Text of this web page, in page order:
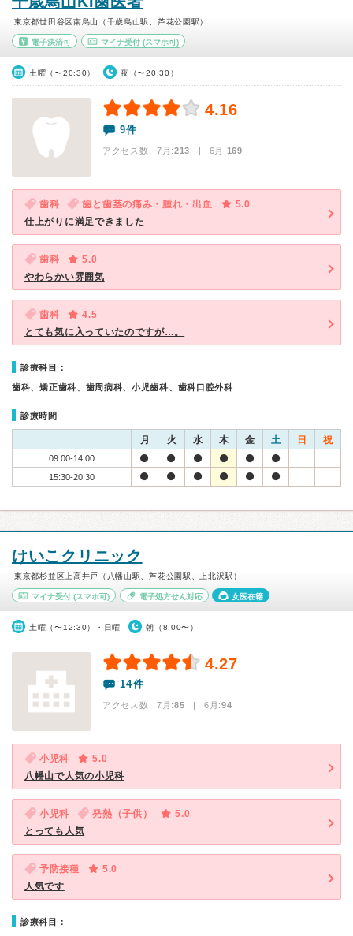
東京都世田谷区南烏山（千歳烏山駅、芦花公園駅）
電子決済可 マイナ受付(スマホ可)
土曜（〜20:30） 夜（〜20:30）
4.16
9件
アクセス数 7月:213 | 6月:169
歯科 歯と歯茎の痛み・腫れ・出血
5.0
仕上がりに満足できました
歯科
5.0
やわらかい雰囲気
歯科
4.5
とても気に入っていたのですが…。
診療科目：
歯科、矯正歯科、歯周病科、小児歯科、歯科口腔外科
診療時間
月 火 水 木 金 土 日 祝
09:00-14:00
15:30-20:30
けいこクリニック
東京都杉並区上高井戸（八幡山駅、芦花公園駅、上北沢駅）
マイナ受付 (スマホ可) 電子処方せん対応 女医在籍
土曜（〜12:30）・日曜 朝（8:00〜）
4.27
14件
アクセス数 7月:85 | 6月:94
小児科
5.0
八幡山で人気の小児科
小児科 発熱（子供）
5.0
とっても人気
予防接種
5.0
人気です
診療科目：